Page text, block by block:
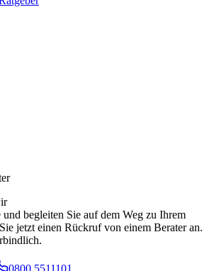
begleiten Sie auf dem Weg zu Ihrem
jetzt einen Rückruf von einem Berater an.